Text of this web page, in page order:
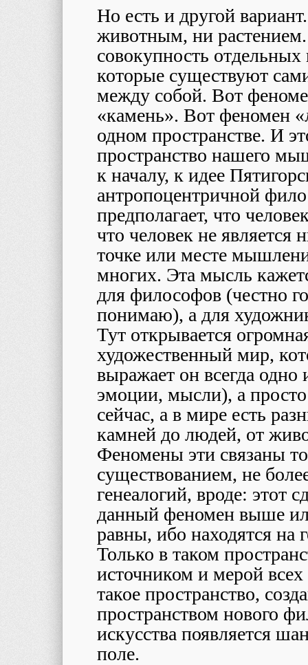
Но есть и другой
животным, ни
совокупность
которые существуют
между собой. Вот
«камень». Вот феномен
одном пространстве. И
пространство нашего
к началу, к идее
антропоцентричной
предполагает, что
что человек не
точке или месте
многих. Эта мысль
для философов (честно
понимаю), а для
Тут открывается
художественный мир,
выражает он всегда одно
эмоции, мысли), а
сейчас, а в мире есть
камней до людей, от
Феномены эти связаны
существованием, не
генеалогий, вроде: этот
данный феномен выше
равны, ибо находятся на
Только в таком
источником и мерой
такое пространство,
пространством нового
искусства появляется
поле.